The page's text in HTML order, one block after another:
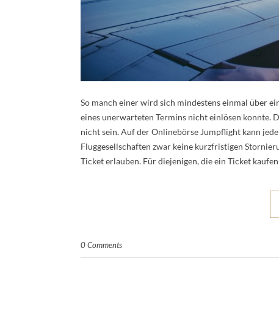
So manch einer wird sich mindestens einmal über
eines unerwarteten Termins nicht einlösen konnte.
nicht sein. Auf der Onlinebörse Jumpflight kann
Fluggesellschaften zwar keine kurzfristigen
Ticket erlauben. Für diejenigen, die ein Ticket
0 Comments